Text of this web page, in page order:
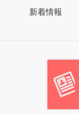
新着情報